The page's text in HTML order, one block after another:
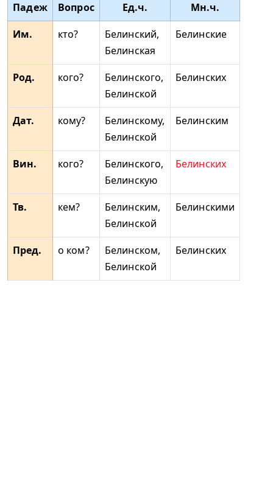
Падеж Вопрос Ед.ч.
Мн.ч.
Им.
кто?
Белинский,
Белинская
Белинские
Род. кого?
Белинского,
Белинской
Белинских
Дат. кому?
Белинскому,
Белинской
Белинским
Вин. кого?
Белинского,
Белинскую
Белинских
Тв. кем?
Белинским,
Белинской
Белинскими
Пред. о ком?
Белинском,
Белинской
Белинских